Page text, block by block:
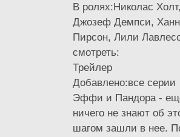
В ролях:Николас
Джозеф Демпси,
Пирсон, Лили
смотреть:
Трейлер
Добавлено:все серии
Эффи и Пандора -
ничего не знают об
шагом зашли в нее.